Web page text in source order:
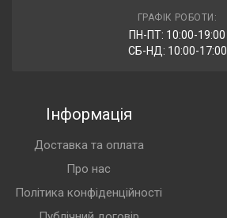
ГРАФІК РОБОТИ:
ПН-ПТ: 10:00-19:00
СБ-НД: 10:00-17:00
Інформація
Доставка та оплата
Про нас
Політика конфіденційності